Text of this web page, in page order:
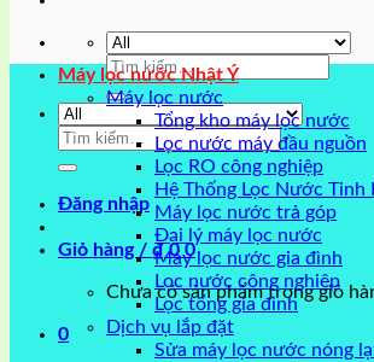
Tìm
kiếm:
Tìm
Đăng nhập
Giỏ hàng / ₫0 0
Chưa có sản phẩm trong giỏ
0
Máy lọc nước Nhật Ý
Máy lọc nước
Tổng kho máy lọc nước
Lọc nước máy đầu nguồn
Lọc RO công nghiệp
Hệ Thống Lọc Nước Tinh
Máy lọc nước trả góp
Đại lý máy lọc nước
Máy lọc nước gia đình
Lọc nước công nghiệp
Lọc tổng gia đình
Dịch vụ lắp đặt
Sửa máy lọc nước nóng